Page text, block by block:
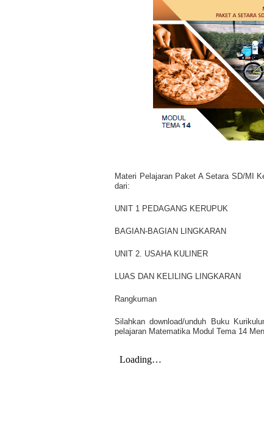
Materi Pelajaran Paket A Setara SD/MI
dari:
UNIT 1 PEDAGANG KERUPUK
BAGIAN-BAGIAN LINGKARAN
UNIT 2. USAHA KULINER
LUAS DAN KELILING LINGKARAN
Rangkuman
Silahkan download/unduh Buku
pelajaran Matematika Modul Tema 14